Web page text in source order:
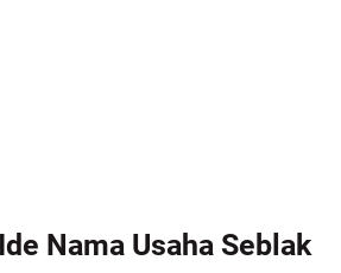
Nama Usaha Seblak